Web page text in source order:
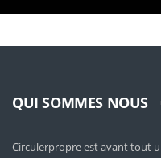
QUI SOMMES NOUS
Circulerpropre est avant tout